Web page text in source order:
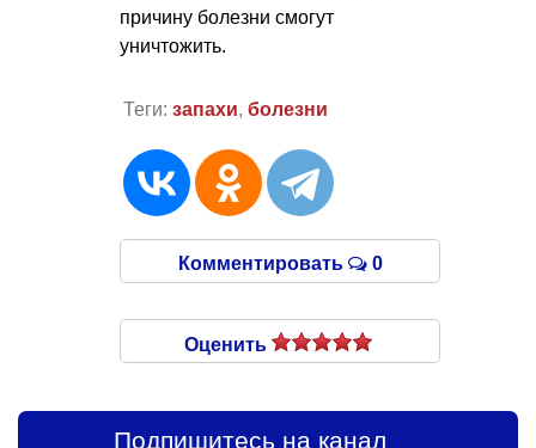
причину болезни смогут
уничтожить.
Теги: запахи, болезни
Комментировать 0
Оценить
Подпишитесь на канал